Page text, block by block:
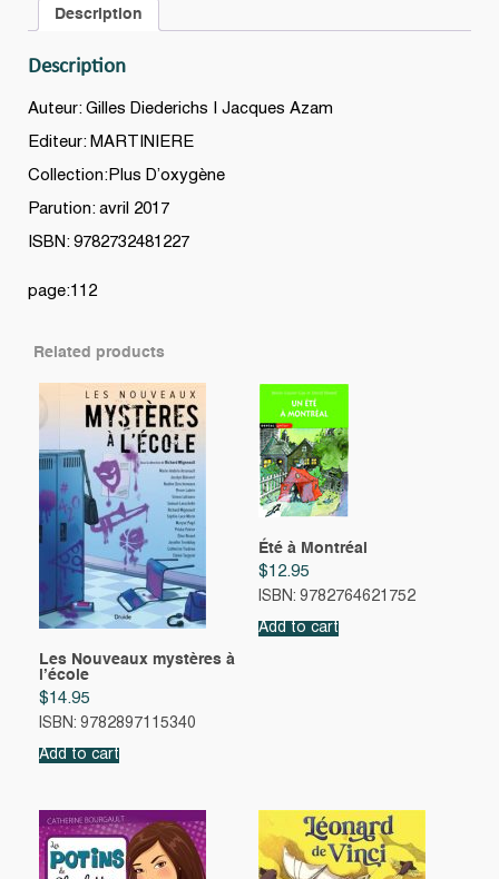
Description
Description
Auteur: Gilles Diederichs | Jacques Azam
Editeur: MARTINIERE
Collection:Plus D’oxygène
Parution: avril 2017
ISBN: 9782732481227
page:112
Related products
Les Nouveaux mystères à
l’école
$14.95
ISBN: 9782897115340
Add to cart
Été à Montréal
$12.95
ISBN: 9782764621752
Add to cart